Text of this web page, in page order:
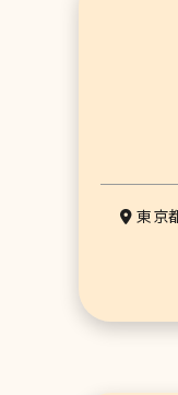
東京